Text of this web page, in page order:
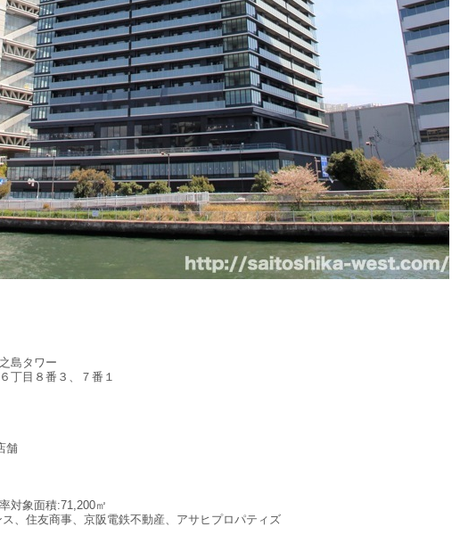
島タワー
丁目８番３、７番１
舗
対象面積:71,200㎡
、住友商事、京阪電鉄不動産、アサヒプロパティズ